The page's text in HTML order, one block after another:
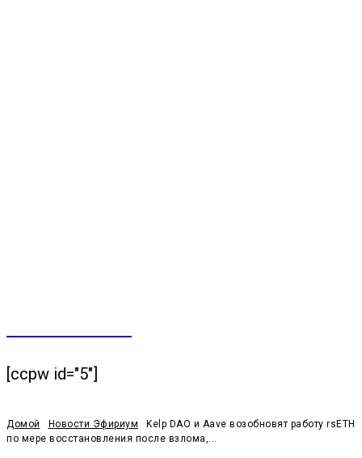
[ccpw id="5"]
Домой Новости Эфириум
Kelp DAO и Aave возобновят работу rsETH
по мере восстановления после взлома,...